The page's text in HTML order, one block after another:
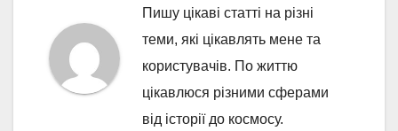
Пишу цікаві статті на різні
теми, які цікавлять мене та
користувачів. По життю
цікавлюся різними сферами
від історії до космосу.